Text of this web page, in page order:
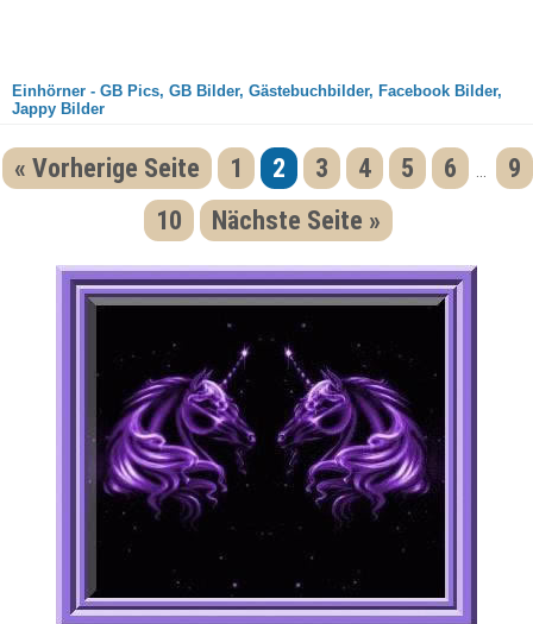
Einhörner - GB Pics, GB Bilder, Gästebuchbilder, Facebook Bilder,
Jappy Bilder
« Vorherige Seite 1 2 3 4 5 6
9
10
Nächste Seite »